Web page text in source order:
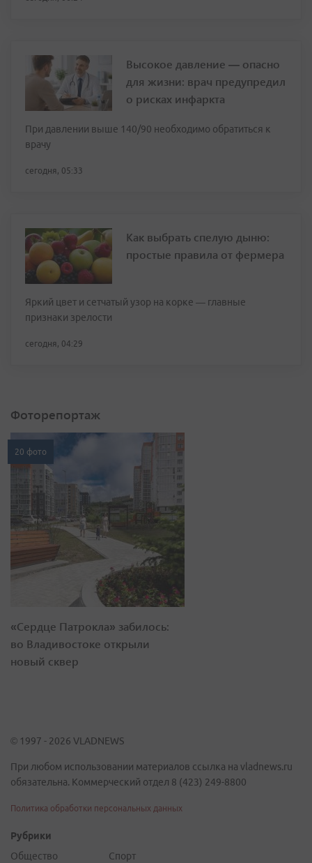
Высокое давление — опасно
для жизни: врач предупредил
о рисках инфаркта
При давлении выше 140/90 необходимо обратиться к
врачу
сегодня, 05:33
Как выбрать спелую дыню:
простые правила от фермера
Яркий цвет и сетчатый узор на корке — главные
признаки зрелости
сегодня, 04:29
Фоторепортаж
20 фото
«Сердце Патрокла» забилось:
во Владивостоке открыли
новый сквер
© 1997 - 2026 VLADNEWS
При любом использовании материалов ссылка на vladnews.ru
обязательна. Коммерческий отдел 8 (423) 249-8800
Политика обработки персональных данных
Рубрики
Общество
Спорт